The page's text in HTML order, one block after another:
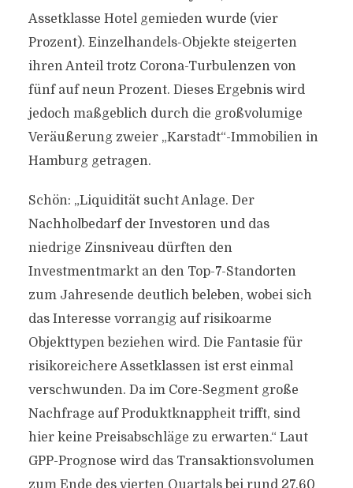
Assetklasse Hotel gemieden wurde (vier
Prozent). Einzelhandels-Objekte steigerten
ihren Anteil trotz Corona-Turbulenzen von
fünf auf neun Prozent. Dieses Ergebnis wird
jedoch maßgeblich durch die großvolumige
Veräußerung zweier „Karstadt“-Immobilien in
Hamburg getragen.
Schön: „Liquidität sucht Anlage. Der
Nachholbedarf der Investoren und das
niedrige Zinsniveau dürften den
Investmentmarkt an den Top-7-Standorten
zum Jahresende deutlich beleben, wobei sich
das Interesse vorrangig auf risikoarme
Objekttypen beziehen wird. Die Fantasie für
risikoreichere Assetklassen ist erst einmal
verschwunden. Da im Core-Segment große
Nachfrage auf Produktknappheit trifft, sind
hier keine Preisabschläge zu erwarten.“ Laut
GPP-Prognose wird das Transaktionsvolumen
zum Ende des vierten Quartals bei rund 27,60